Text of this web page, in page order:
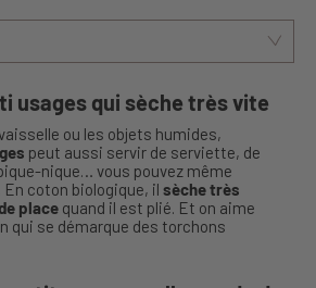
usages qui sèche très vite
ou les objets humides,
peut aussi servir de serviette, de
nique… vous pouvez même
En coton biologique, il sèche très
place quand il est plié. Et on aime
qui se démarque des torchons